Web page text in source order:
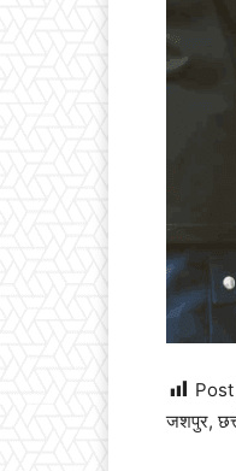
जशपुर,